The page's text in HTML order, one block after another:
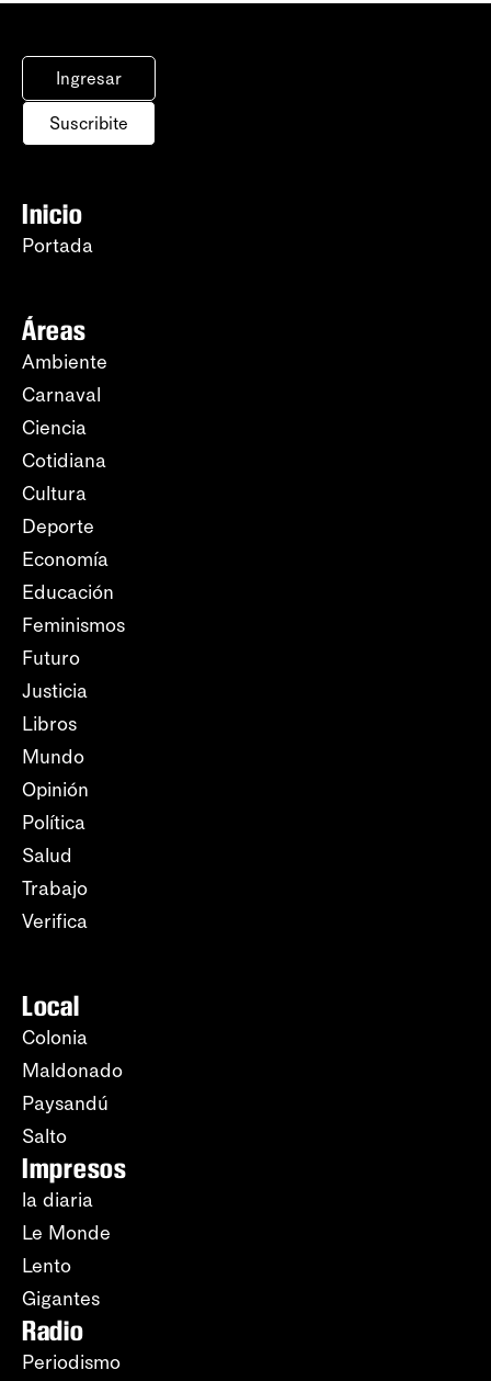
Ingresar
Suscribite
Inicio
Portada
Áreas
Ambiente
Carnaval
Ciencia
Cotidiana
Cultura
Deporte
Economía
Educación
Feminismos
Futuro
Justicia
Libros
Mundo
Opinión
Política
Salud
Trabajo
Verifica
Local
Colonia
Maldonado
Paysandú
Salto
Impresos
la diaria
Le Monde
Lento
Gigantes
Radio
Periodismo